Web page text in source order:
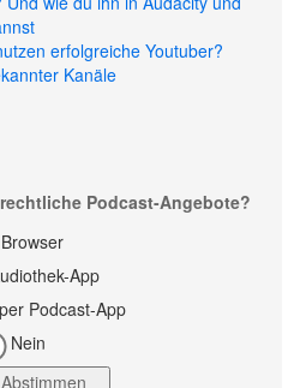
erfolgreiche Youtuber?
Kanäle
Podcast-Angebote?
App
Podcast-App
Nein